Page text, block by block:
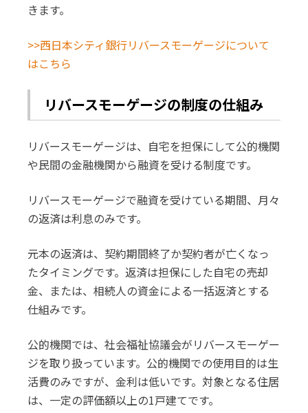
きます。
>>西日本シティ銀行リバースモーゲージについて
はこちら
リバースモーゲージの制度の仕組み
リバースモーゲージは、自宅を担保にして公的機関
や民間の金融機関から融資を受ける制度です。
リバースモーゲージで融資を受けている期間、月々
の返済は利息のみです。
元本の返済は、契約期間終了か契約者が亡くなっ
たタイミングです。返済は担保にした自宅の売却
金、または、相続人の資金による一括返済とする
仕組みです。
公的機関では、社会福祉協議会がリバースモーゲー
ジを取り扱っています。公的機関での使用目的は生
活費のみですが、金利は低いです。対象となる住居
は、一定の評価額以上の1戸建てです。